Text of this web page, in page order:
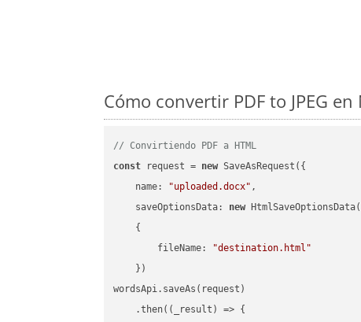
Cómo convertir PDF to JPEG
// Convirtiendo PDF a HTML
const request = new SaveAsRequest({
name: "uploaded.docx" ,
saveOptionsData: new HtmlSaveOptionsData(
    {
fileName:
"destination.html"
    })
wordsApi.saveAs(request)
    .then(
( _result ) => {